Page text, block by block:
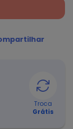
Troca
Grátis